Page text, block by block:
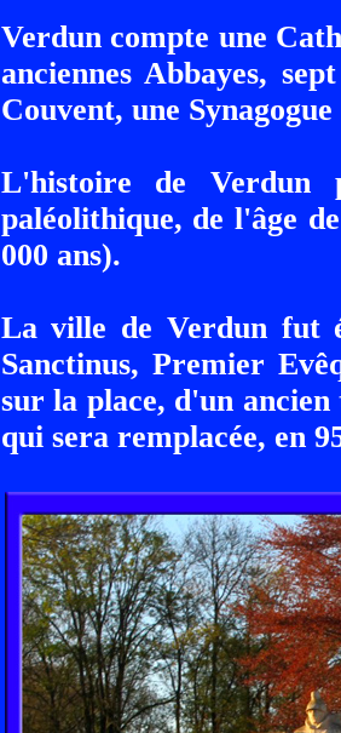
Verdun compte une
anciennes Abbayes,
Couvent, une
L'histoire de Verdun
paléolithique, de l'âge
000 ans).
La ville de Verdun fut
Sanctinus, Premier
sur la place, d'un ancien
qui sera remplacée, en